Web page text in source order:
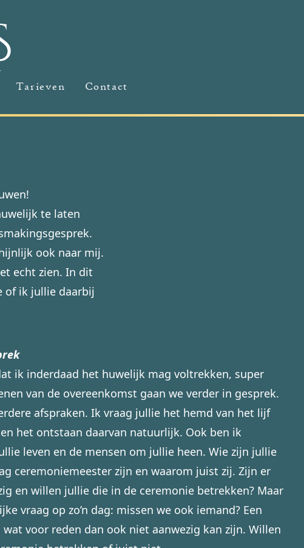
Tarieven Contact
te laten
ook naar mij.
echt zien. In dit
of ik jullie daarbij
ik inderdaad het huwelijk mag voltrekken, super
van de overeenkomst gaan we verder in gesprek.
afspraken. Ik vraag jullie het hemd van het lijf
het ontstaan daarvan natuurlijk. Ook ben ik
leven en de mensen om jullie heen. Wie zijn jullie
ceremoniemeester zijn en waarom juist zij. Zijn er
en willen jullie die in de ceremonie betrekken? Maar
vraag op zo’n dag: missen we ook iemand? Een
voor reden dan ook niet aanwezig kan zijn. Willen